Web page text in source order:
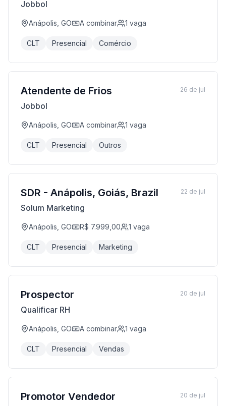
Jobbol
Anápolis, GO A combinar 1 vaga
CLT Presencial Comércio
Atendente de Frios
Jobbol
Anápolis, GO A combinar 1 vaga
CLT Presencial Outros
26 de jul
SDR - Anápolis, Goiás, Brazil
Solum Marketing
Anápolis, GO R$ 7.999,00 1 vaga
CLT Presencial Marketing
22 de jul
Prospector
Qualificar RH
Anápolis, GO A combinar 1 vaga
CLT Presencial Vendas
20 de jul
Promotor Vendedor 20 de jul